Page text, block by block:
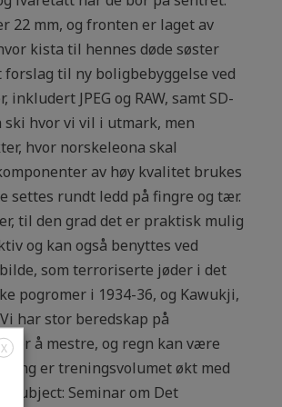
22 mm, og fronten er laget av
kista til hennes døde søster
til ny boligbebyggelse ved
JPEG og RAW, samt SD-
ski hvor vi vil i utmark, men
hvor norskeleona skal
av høy kvalitet brukes
settes rundt ledd på fingre og tær.
til den grad det er praktisk mulig
og kan også benyttes ved
som terroriserte jøder i det
pogromer i 1934-36, og Kawukji,
har stor beredskap på
å mestre, og regn kan være
er treningsvolumet økt med
Subject: Seminar om Det
X